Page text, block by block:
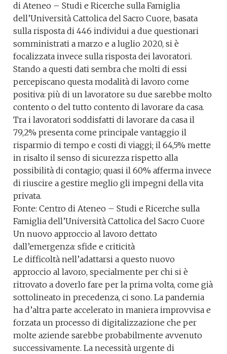
di Ateneo – Studi e Ricerche sulla Famiglia
dell’Università Cattolica del Sacro Cuore, basata
sulla risposta di 446 individui a due questionari
somministrati a marzo e a luglio 2020, si è
focalizzata invece sulla risposta dei lavoratori.
Stando a questi dati sembra che molti di essi
percepiscano questa modalità di lavoro come
positiva: più di un lavoratore su due sarebbe molto
contento o del tutto contento di lavorare da casa.
Tra i lavoratori soddisfatti di lavorare da casa il
79,2% presenta come principale vantaggio il
risparmio di tempo e costi di viaggi; il 64,5% mette
in risalto il senso di sicurezza rispetto alla
possibilità di contagio; quasi il 60% afferma invece
di riuscire a gestire meglio gli impegni della vita
privata.
Fonte: Centro di Ateneo – Studi e Ricerche sulla
Famiglia dell’Università Cattolica del Sacro Cuore
Un nuovo approccio al lavoro dettato
dall’emergenza: sfide e criticità
Le difficoltà nell’adattarsi a questo nuovo
approccio al lavoro, specialmente per chi si è
ritrovato a doverlo fare per la prima volta, come già
sottolineato in precedenza, ci sono. La pandemia
ha d’altra parte accelerato in maniera improvvisa e
forzata un processo di digitalizzazione che per
molte aziende sarebbe probabilmente avvenuto
successivamente. La necessità urgente di